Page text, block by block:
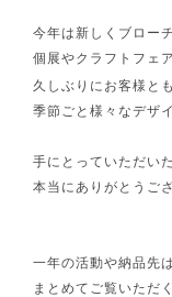
今年は新しくブロー
個展やクラフトフェ
久しぶりにお客様と
季節ごと様々なデザ
手にとっていただい
本当にありがとうご
一年の活動や納品先
まとめてご覧いただ